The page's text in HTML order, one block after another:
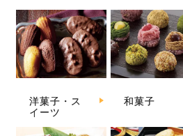
洋菓子・ス
イーツ
和菓子